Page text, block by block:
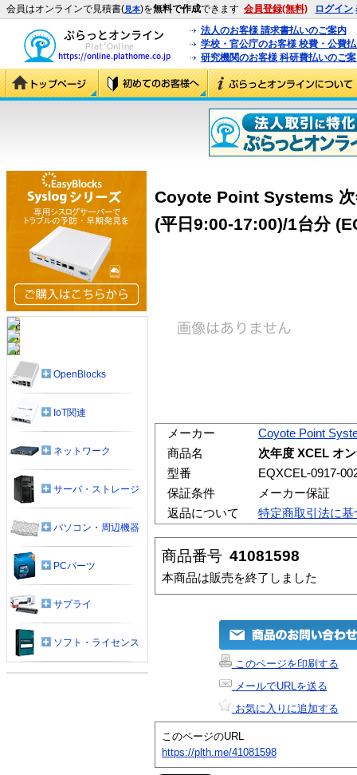
会員はオンラインで見積書(見本)を無料で作成できます 会員登録(無料) ログイン
法人のお客様 請求書払いのご案内
学校・官公庁のお客様 校費・公費
研究機関のお客様 科研費払いのご
Coyote Point Systems
(平日9:00-17:00)/1台分
メーカー
Coyote Point
商品名
次年度 XCEL オ
型番
EQXCEL-0917-
保証条件
メーカー保証
返品について
特定商取引法に基
商品番号 41081598
本商品は販売を終了しました
このページを印刷する
メールでURLを送る
お気に入りに追加する
このページのURL
https://plth.me/41081598
OpenBlocks
IoT関連
ネットワーク
サーバ・ストレージ
パソコン・周辺機器
PCパーツ
サプライ
ソフト・ライセンス